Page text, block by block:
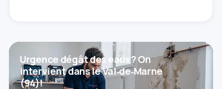
Urgence dégât des eaux? On
intervient dans le Val‑de‑Marne
(94)!